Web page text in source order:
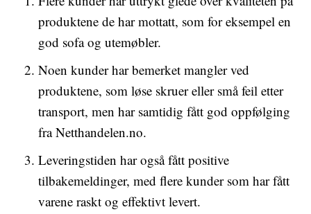
produktene de har mottatt, som for eksempel en
god sofa og utemøbler.
Noen kunder har bemerket mangler ved
produktene, som løse skruer eller små feil etter
transport, men har samtidig fått god oppfølging
fra Netthandelen.no.
Leveringstiden har også fått positive
tilbakemeldinger, med flere kunder som har fått
varene raskt og effektivt levert.